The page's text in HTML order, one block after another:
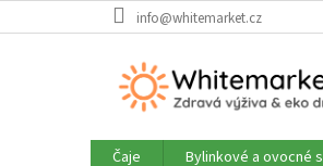
na
info@whitemarket.cz
Čaje Bylinkové a ovocné